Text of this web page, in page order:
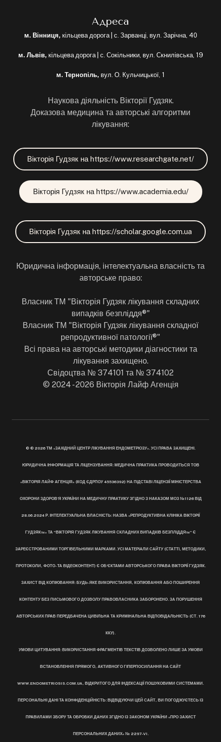
Адреса
м. Вінниця, кільцева дорога | с. Зарванці, вул. Зарічна, 40
м. Львів, кільцева дорога | с. Сокільники, вул. Скнилівська, 19
м. Тернопіль, вул. О. Кульчицької, 1
Наукова діяльність Вікторії Гудзяк.
Доказова медицина та авторські алгоритми
лікування:
Вікторія Гудзяк на https://www.researchgate.net/
Вікторія Гудзяк на https://www.academia.edu/
Вікторія Гудзяк на https://scholar.google.com.ua
Юридична інформація, інтелектуальна власність та
авторське право:
Власник ТМ "Вікторія Гудзяк лікування складних
випадків безпліддя®"
Власник ТМ "Вікторія Гудзяк лікування складної
репродуктивної патології®"
Всі права на авторські методики діагностики та
лікування захищено.
Свідоцтва № 374101 та № 374102
© 2024 - 2026 Вікторія Лайф Агенція
© © 2026 ТМ «ЗАХІДНИЙ ЦЕНТР ЛІКУВАННЯ ЕНДОМЕТРІОЗУ». УСІ ПРАВА ЗАХИЩЕНІ.
ЮРИДИЧНА ІНФОРМАЦІЯ ТА ЛІЦЕНЗУВАННЯ: МЕДИЧНА ПРАКТИКА ПРОВОДИТЬСЯ ТОВ
«ВІКТОРІЯ ЛАЙФ АГЕНЦІЯ» (КОД ЄДРПОУ 45536392) НА ПІДСТАВІ ЛІЦЕНЗІЇ МІНІСТЕРСТВА
ОХОРОНИ ЗДОРОВ’Я УКРАЇНИ НА МЕДИЧНУ ПРАКТИКУ ЗГІДНО З НАКАЗОМ МОЗ №1126 ВІД
28.06.2024 Р. ІНТЕЛЕКТУАЛЬНА ВЛАСНІСТЬ: НАЗВА «РЕПРОДУКТИВНА КЛІНІКА ВІКТОРІЇ
ГУДЗЯК™» ТА "ВІКТОРІЯ ГУДЗЯК ЛІКУВАННЯ СКЛАДНИХ ВИПАДКІВ БЕЗПЛІДДЯ™" Є
ЗАРЕЄСТРОВАНИМИ ТОРГІВЕЛЬНИМИ МАРКАМИ. УСІ МАТЕРІАЛИ САЙТУ (СТАТТІ, МЕТОДИКИ,
ПРОТОКОЛИ, ФОТО- ТА ВІДЕОКОНТЕНТ) Є ОБ’ЄКТАМИ АВТОРСЬКОГО ПРАВА ВІКТОРІЇ ГУДЗЯК.
ЗАХИСТ ВІД КОПІЮВАННЯ: БУДЬ-ЯКЕ ВИКОРИСТАННЯ, КОПІЮВАННЯ АБО ПОШИРЕННЯ
КОНТЕНТУ БЕЗ ПИСЬМОВОГО ДОЗВОЛУ ПРАВОВЛАСНИКА ЗАБОРОНЕНО. ЗА ПОРУШЕННЯ
АВТОРСЬКИХ ПРАВ ПЕРЕДБАЧЕНА ЦИВІЛЬНА ТА КРИМІНАЛЬНА ВІДПОВІДАЛЬНІСТЬ (СТ. 176
ККУ).
УМОВИ ЦИТУВАННЯ: ВИКОРИСТАННЯ ФРАГМЕНТІВ ТЕКСТІВ ДОЗВОЛЕНО ЛИШЕ ЗА УМОВИ
ВСТАНОВЛЕННЯ ПРЯМОГО, АКТИВНОГО ГІПЕРПОСИЛАННЯ НА САЙТ
WWW.ENDOMETRIOSIS.COM.UA, ВІДКРИТОГО ДЛЯ ІНДЕКСАЦІЇ ПОШУКОВИМИ СИСТЕМАМИ.
ПЕРСОНАЛЬНІ ДАНІ ТА КОНФІДЕНЦІЙНІСТЬ: ВІДВІДУЮЧИ ЦЕЙ САЙТ, ВИ ПОГОДЖУЄТЕСЬ ІЗ
ПРАВИЛАМИ ЗБОРУ ТА ОБРОБКИ ДАНИХ ЗГІДНО ІЗ ЗАКОНОМ УКРАЇНИ «ПРО ЗАХИСТ
ПЕРСОНАЛЬНИХ ДАНИХ» № 2297-VI.